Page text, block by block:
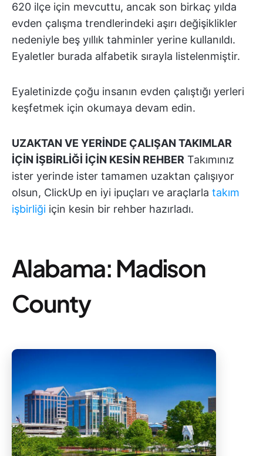
620 ilçe için mevcuttu, ancak son birkaç yılda
evden çalışma trendlerindeki aşırı değişiklikler
nedeniyle beş yıllık tahminler yerine kullanıldı.
Eyaletler burada alfabetik sırayla listelenmiştir.
Eyaletinizde çoğu insanın evden çalıştığı yerleri
keşfetmek için okumaya devam edin.
UZAKTAN VE YERİNDE ÇALIŞAN TAKIMLAR
İÇİN İŞBİRLİĞİ İÇİN KESİN REHBER Takımınız
ister yerinde ister tamamen uzaktan çalışıyor
olsun, ClickUp en iyi ipuçları ve araçlarla takım
işbirliği için kesin bir rehber hazırladı.
Alabama: Madison
County